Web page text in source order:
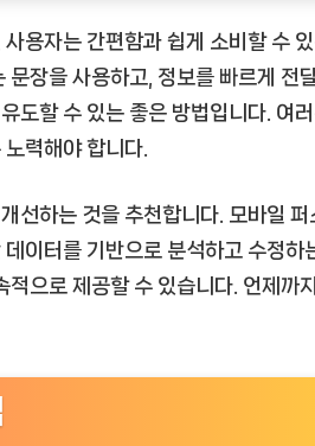
용자는 간편함과 쉽게 소비할 수
장을 사용하고, 정보를 빠르게 전
도할 수 있는 좋은 방법입니다. 여
력해야 합니다.
선하는 것을 추천합니다. 모바일
이터를 기반으로 분석하고 수정하
으로 제공할 수 있습니다. 언제까